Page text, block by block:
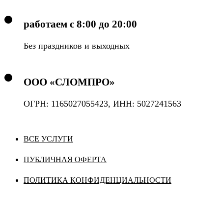
работаем с 8:00 до 20:00
Без праздников и выходных
ООО «СЛОМПРО»
ОГРН: 1165027055423, ИНН: 5027241563
ВСЕ УСЛУГИ
ПУБЛИЧНАЯ ОФЕРТА
ПОЛИТИКА КОНФИДЕНЦИАЛЬНОСТИ